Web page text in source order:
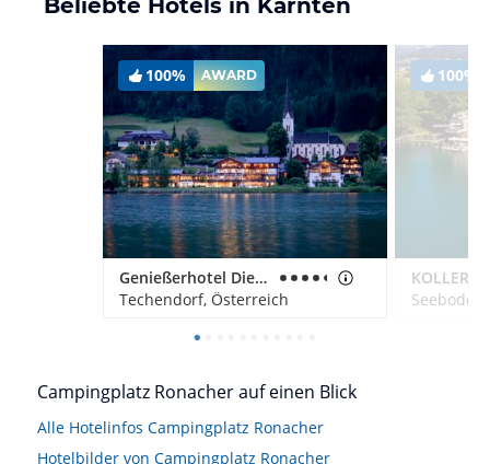
Beliebte Hotels in Kärnten
100% AWARD
Genießerhotel Die Forelle
Techendorf, Österreich
100%
KOLLERs
Campingplatz Ronacher auf einen Blick
Alle Hotelinfos Campingplatz Ronacher
Hotelbilder von Campingplatz Ronacher